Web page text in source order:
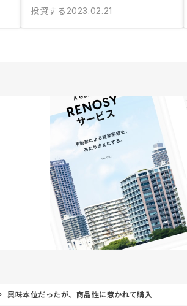
投資する 2023.02.21
興味本位だったが、商品性に惹かれて購入